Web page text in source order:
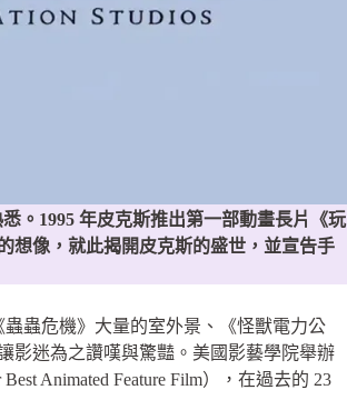
。1995 年皮克斯推出第一部動畫長片《玩
想像，就此揭開皮克斯的盛世，並宣告手
蟲危機》大量的室外景、《怪獸電力公
影迷為之讚嘆與驚豔。美國影藝學院舉辦
Animated Feature Film），在過去的 23